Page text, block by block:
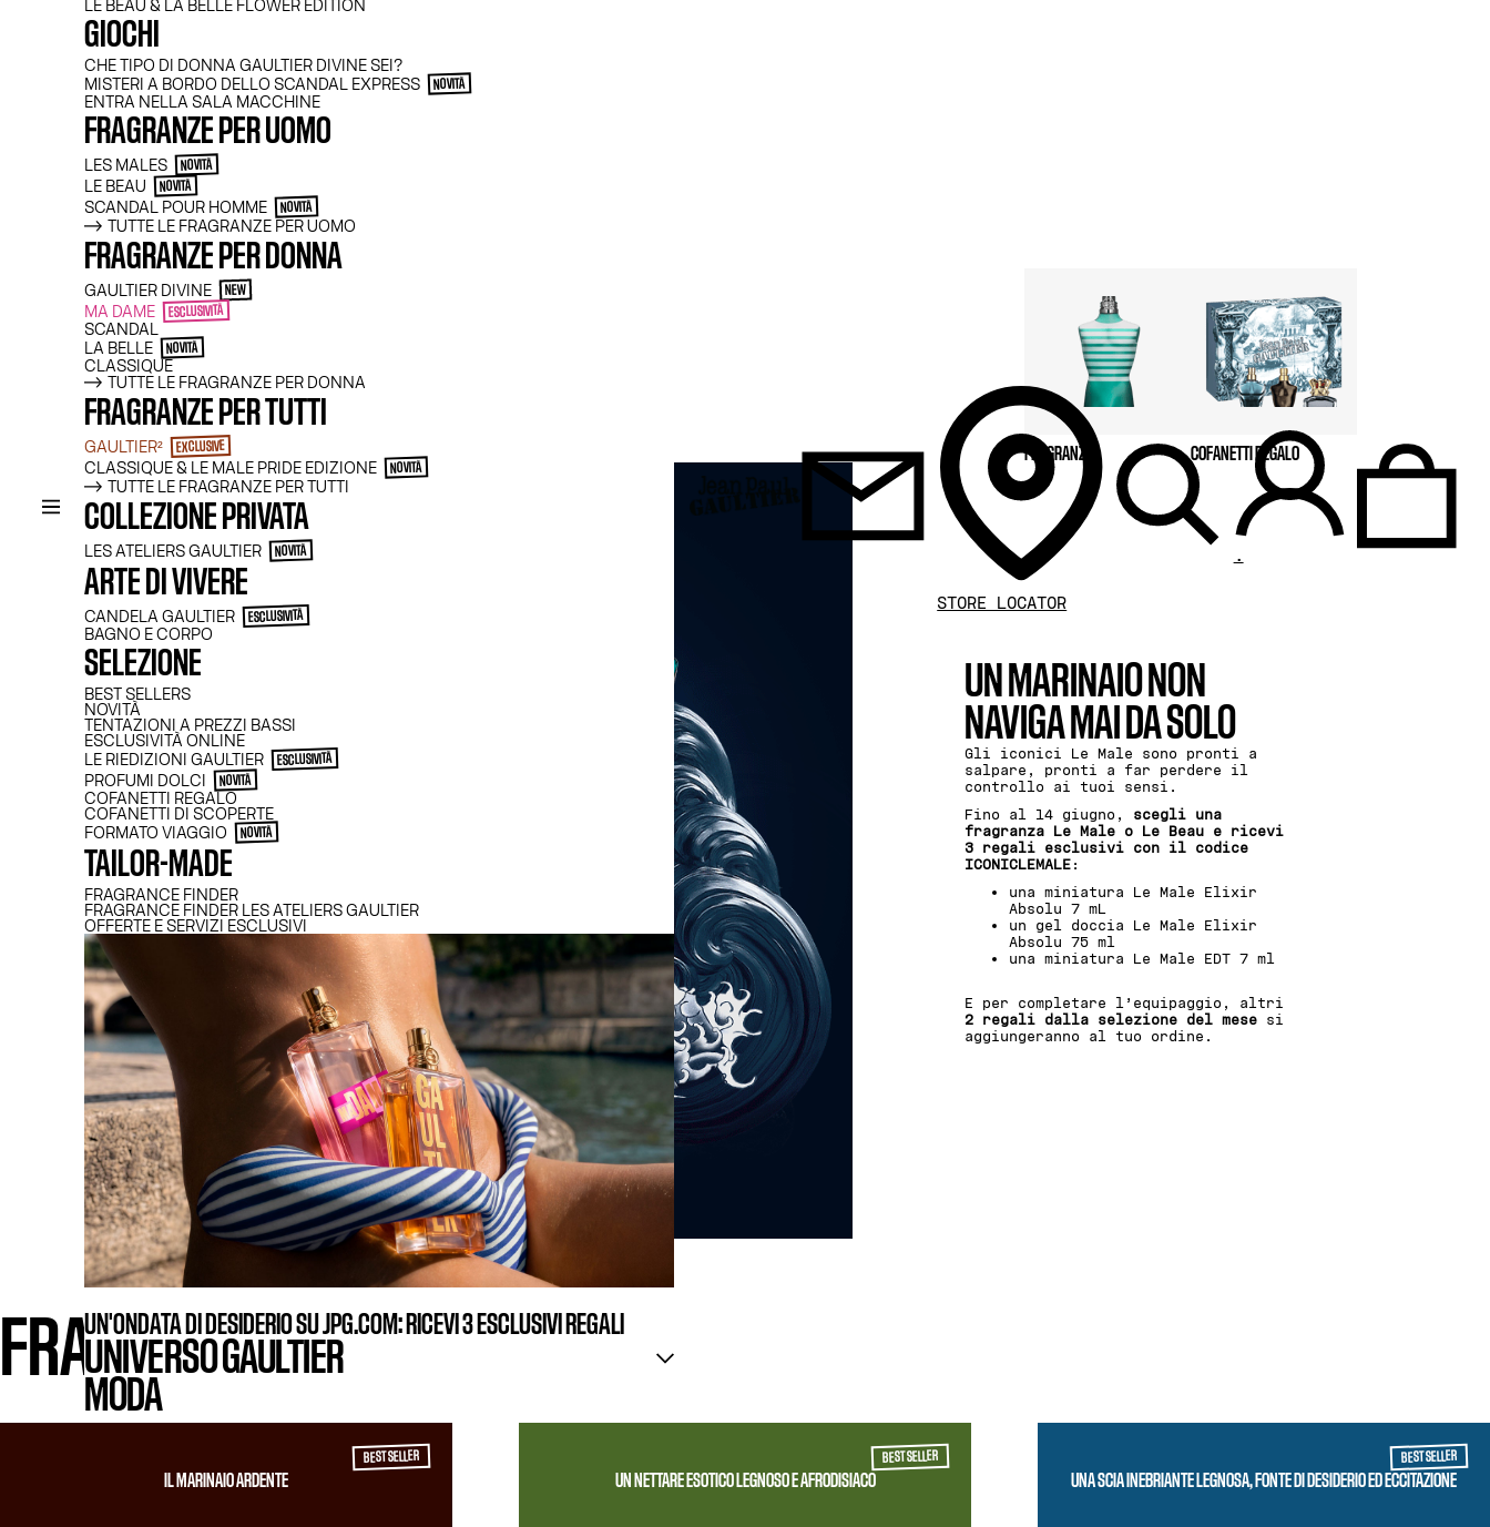
LE BEAU & LA BELLE FLOWER EDITION
GIOCHI
CHE TIPO DI DONNA GAULTIER DIVINE SEI?
MISTERI A BORDO DELLO SCANDAL EXPRESS
NOVITÀ
ENTRA NELLA SALA MACCHINE
FRAGRANZE PER UOMO
LES MALES NOVITÀ
LE BEAU NOVITÀ
SCANDAL POUR HOMME NOVITÀ
TUTTE LE FRAGRANZE PER UOMO
FRAGRANZE PER DONNA
GAULTIER DIVINE NEW
MA DAME ESCLUSIVITÀ
SCANDAL
LA BELLE
NOVITÀ
CLASSIQUE
TUTTE LE FRAGRANZE PER DONNA
FRAGRANZE PER TUTTI
GAULTIER² EXCLUSIVE
CLASSIQUE & LE MALE PRIDE EDIZIONE NOVITÀ
TUTTE LE FRAGRANZE PER TUTTI
COLLEZIONE PRIVATA
LES ATELIERS GAULTIER NOVITÀ
ARTE DI VIVERE
CANDELA GAULTIER ESCLUSIVITÀ
BAGNO E CORPO
SELEZIONE
BEST SELLERS
NOVITÀ
TENTAZIONI A PREZZI BASSI
ESCLUSIVITÀ ONLINE
LE RIEDIZIONI GAULTIER​
ESCLUSIVITÀ
PROFUMI DOLCI NOVITÀ
COFANETTI REGALO
COFANETTI DI SCOPERTE
FORMATO VIAGGIO
NOVITÀ
TAILOR-MADE
FRAGRANCE FINDER
FRAGRANCE FINDER LES ATELIERS GAULTIER
OFFERTE E SERVIZI ESCLUSIVI
UN'ONDATA DI DESIDERIO SU JPG.COM: RICEVI 3 ESCLUSIVI REGALI
UNIVERSO GAULTIER
MODA
STORE LOCATOR
.
LE MALE
Sul molo, impossibile distogliere lo sguardo. Toraci
scolpiti, marinière in risalto: i Le Male fanno perdere la
bussola a tutti!
Fino al 14 giugno,
e ricevi 3 regali con il codice ICONICLEMALE
Un’offerta esclusiva per risvegliare tutti i sensi.
FRAGRANZE COFANETTI REGALO
UN MARINAIO NON
NAVIGA MAI DA SOLO
Gli iconici Le Male sono pronti a
salpare, pronti a far perdere il
controllo ai tuoi sensi.
Fino al 14 giugno, scegli una
fragranza Le Male o Le Beau e ricevi
3 regali esclusivi con il codice
ICONICLEMALE :
una miniatura Le Male Elixir
Absolu 7 mL
un gel doccia Le Male Elixir
Absolu 75 ml
una miniatura Le Male EDT 7 ml
E per completare l’equipaggio, altri
2 regali dalla selezione del mese si
aggiungeranno al tuo ordine.
FILTRI
FRAGRANZE
BEST SELLER
IL MARINAIO ARDENTE
BEST SELLER
UN NETTARE ESOTICO LEGNOSO E AFRODISIACO
BEST SELLER
UNA SCIA INEBRIANTE LEGNOSA, FONTE DI DESIDERIO ED ECCITAZIONE